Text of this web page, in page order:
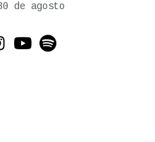
de agosto
(X)
YouTube
Spotify